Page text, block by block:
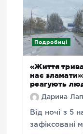
Подробиці
«Життя
нас
реагують
Дарина
Від ночі з 5
зафіксовані